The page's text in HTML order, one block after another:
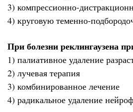
3) компрессионно-
4) круговую теменно-
При болезни реклингаузена
1) палиативное удаление
2) лучевая терапия
3) комбинированное лечение
4) радикальное удаление